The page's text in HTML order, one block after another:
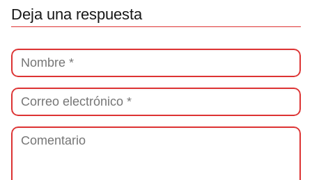
Deja una respuesta